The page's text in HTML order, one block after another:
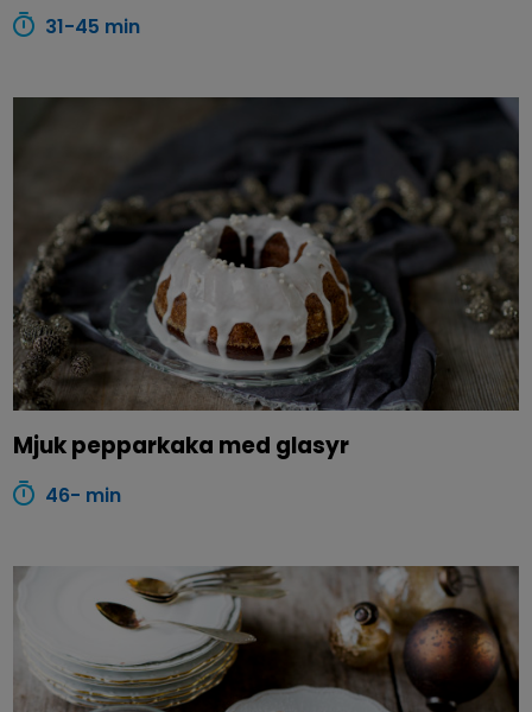
31-45 min
Mjuk pepparkaka med glasyr
46- min